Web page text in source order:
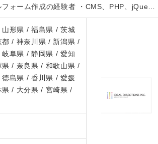
ォーム作成の経験者 ・CMS、PHP、jQue…
形県 / 福島県 / 茨城
/ 神奈川県 / 新潟県 /
阜県 / 静岡県 / 愛知
/ 奈良県 / 和歌山県 /
島県 / 香川県 / 愛媛
/ 大分県 / 宮崎県 /